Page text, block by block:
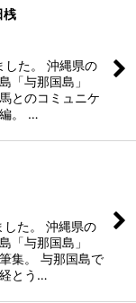
た。 沖縄県の
「与那国島」
とのコミュニケ
。 …
た。 沖縄県の
「与那国島」
集。 与那国島で
とう…